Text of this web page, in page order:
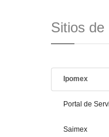
Sitios de
Ipomex
Portal de
Saimex